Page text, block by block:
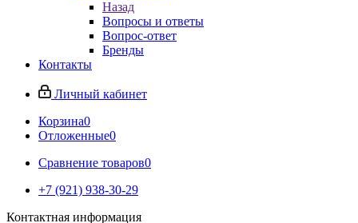
Назад
Вопросы и ответы
Вопрос-ответ
Бренды
Контакты
Личный кабинет
Корзина0
Отложенные0
Сравнение товаров0
+7 (921) 938-30-29
Контактная информация